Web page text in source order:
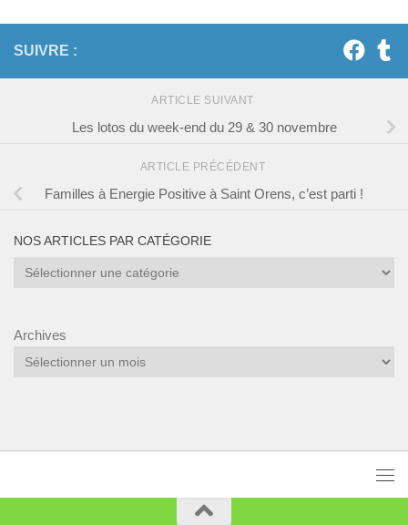
SUIVRE :
ARTICLE SUIVANT
Les lotos du week-end du 29 & 30 novembre
ARTICLE PRÉCÉDENT
Familles à Energie Positive à Saint Orens, c’est parti !
NOS ARTICLES PAR CATÉGORIE
Nos
catégorie
Archives